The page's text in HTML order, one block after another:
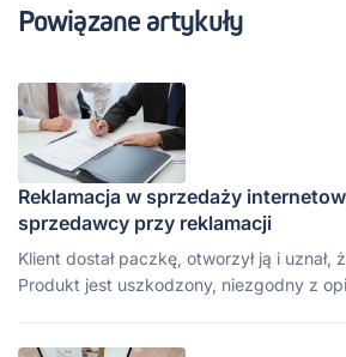
Powiązane artykuły
Reklamacja w sprzedaży
sprzedawcy przy reklamacji
Klient dostał paczkę, otworzył ją i uznał,
Produkt jest uszkodzony, niezgodny z